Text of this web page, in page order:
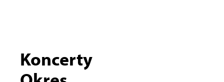
Koncerty